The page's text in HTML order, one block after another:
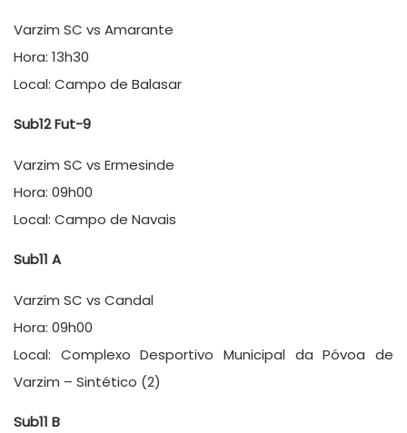
Varzim SC vs Amarante
Hora: 13h30
Local: Campo de Balasar
Sub12 Fut-9
Varzim SC vs Ermesinde
Hora: 09h00
Local: Campo de Navais
Sub11 A
Varzim SC vs Candal
Hora: 09h00
Local: Complexo Desportivo Municipal da Póvoa de
Varzim – Sintético (2)
Sub11 B